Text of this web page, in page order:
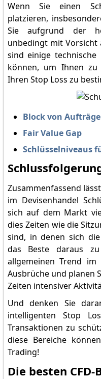
Wenn Sie einen
platzieren,
Sie aufgrund der
unbedingt mit Vorsicht
sind einige
können, um Ihnen
Ihren Stop Loss zu
Block von
Fair Value Gap
Schlüsselniveaus
Zusammenfassend
im Devisenhandel
sich auf dem Markt
dies Zeiten wie die
sind, in denen sich
das Beste daraus
allgemeinen Trend
Ausbrüche und planen
Zeiten intensiver
Und denken Sie
intelligenten Stop
Transaktionen zu
diese Bereiche
Trading!
Die besten